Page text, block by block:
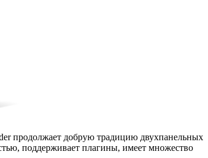
продолжает добрую традицию двухпанельных
поддерживает плагины, имеет множество